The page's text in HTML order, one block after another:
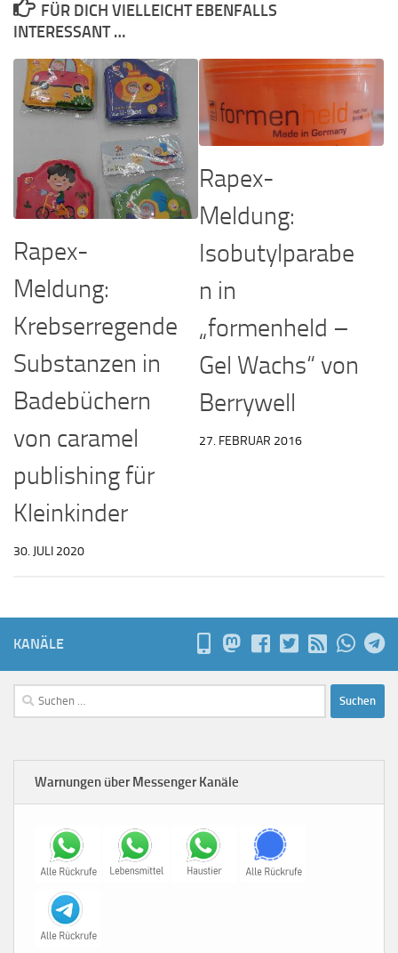
FÜR DICH VIELLEICHT EBENFALLS
INTERESSANT …
Rapex-
Meldung:
Krebserregende
Substanzen in
Badebüchern
von caramel
publishing für
Kleinkinder
30. JULI 2020
Rapex-
Meldung:
Isobutylparabe
n in
„formenheld –
Gel Wachs“ von
Berrywell
27. FEBRUAR 2016
KANÄLE
Suchen
nach:
Warnungen über Messenger Kanäle